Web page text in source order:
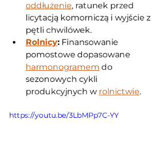
oddłużenie, ratunek przed
licytacją komorniczą i wyjście z
pętli chwilówek.
Rolnicy: Finansowanie
pomostowe dopasowane
harmonogramem do
sezonowych cykli
produkcyjnych w rolnictwie.
https://youtu.be/3LbMPp7C-YY